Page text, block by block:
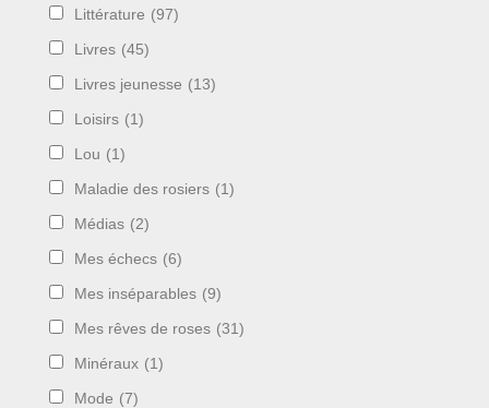
Littérature (97)
Livres (45)
Livres jeunesse (13)
Loisirs (1)
Lou (1)
Maladie des rosiers (1)
Médias (2)
Mes échecs (6)
Mes inséparables (9)
Mes rêves de roses (31)
Minéraux (1)
Mode (7)